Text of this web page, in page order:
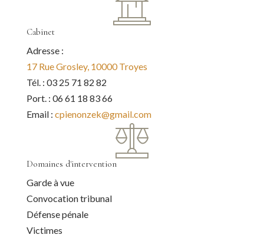
Cabinet
Adresse :
17 Rue Grosley, 10000 Troyes
Tél. : 03 25 71 82 82
Port. : 06 61 18 83 66
Email : cpienonzek@gmail.com
Domaines d'intervention
Garde à vue
Convocation tribunal
Défense pénale
Victimes